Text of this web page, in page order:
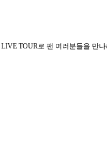
TOUR로 팬 여러분들을 만